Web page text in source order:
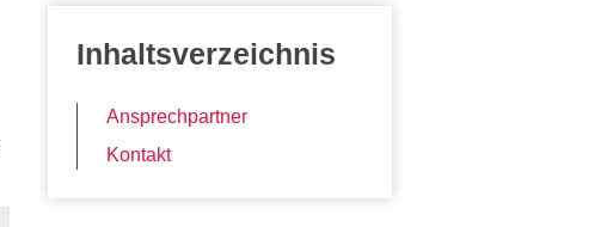
Inhaltsverzeichnis
Ansprechpartner
Kontakt